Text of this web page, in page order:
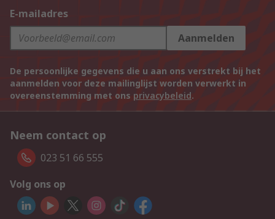
E-mailadres
Aanmelden
De persoonlijke gegevens die u aan ons verstrekt bij het
aanmelden voor deze mailinglijst worden verwerkt in
overeenstemming met ons privacybeleid.
Neem contact op
023 51 66 555
Volg ons op